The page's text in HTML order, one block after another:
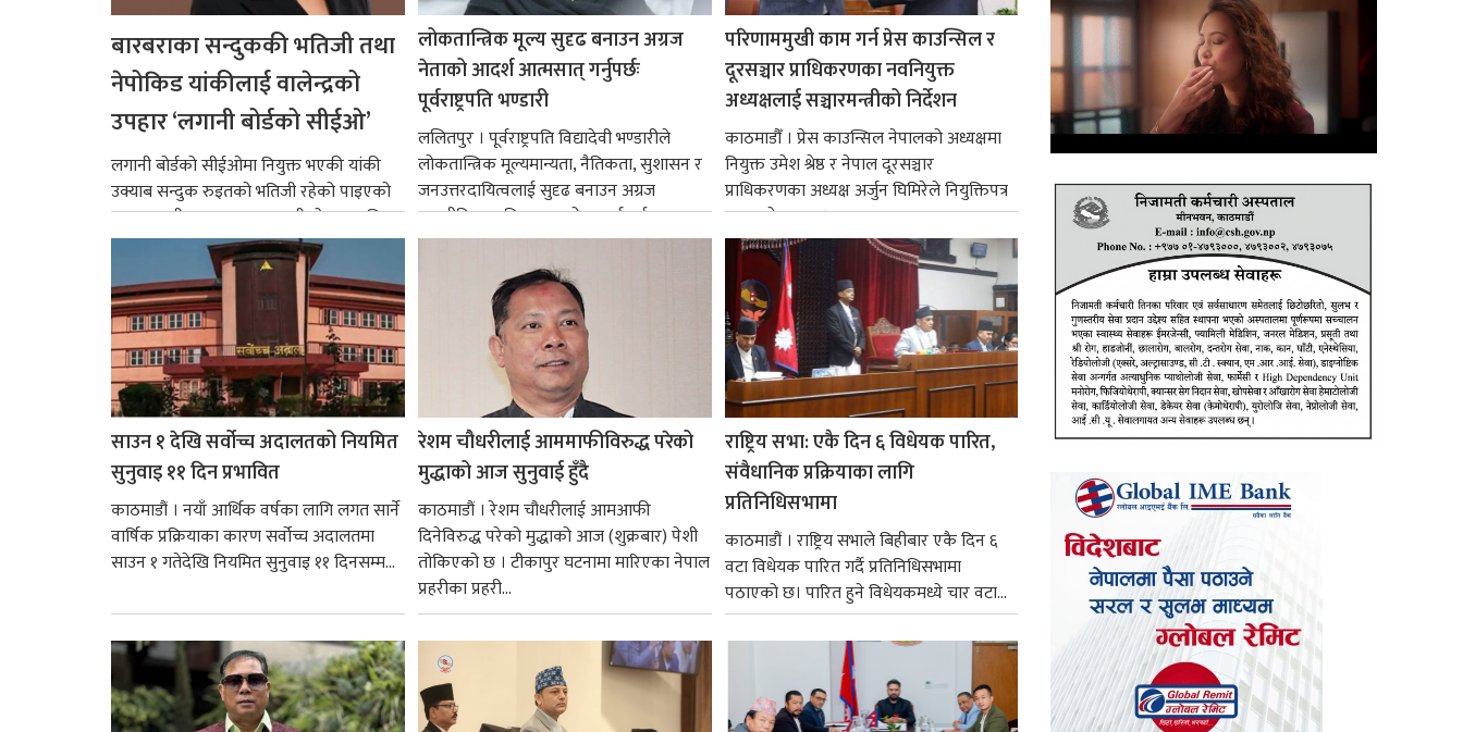
बारबराका सन्दुककी भतिजी तथा
नेपोकिड यांकीलाई वालेन्द्रको
उपहार ‘लगानी बोर्डको सीईओ’
लगानी बोर्डको सीईओमा नियुक्त भएकी यांकी
उक्याब सन्दुक रुइतको भतिजी रहेको पाइएको
छ। तत्कालीन समयमा महाकालीको अञ्चलाधिश
नै बनेका जोन...
लोकतान्त्रिक मूल्य सुदृढ बनाउन अग्रज
नेताको आदर्श आत्मसात् गर्नुपर्छः
पूर्वराष्ट्रपति भण्डारी
ललितपुर । पूर्वराष्ट्रपति विद्यादेवी भण्डारीले
लोकतान्त्रिक मूल्यमान्यता, नैतिकता, सुशासन र
जनउत्तरदायित्वलाई सुदृढ बनाउन अग्रज
राजनीतिक व्यक्तित्वहरूको आदर्शलाई आत्मसात्
गर्न आवश्यक...
परिणाममुखी काम गर्न प्रेस काउन्सिल र
दूरसञ्चार प्राधिकरणका नवनियुक्त
अध्यक्षलाई सञ्चारमन्त्रीको निर्देशन
काठमाडौँ । प्रेस काउन्सिल नेपालको अध्यक्षमा
नियुक्त उमेश श्रेष्ठ र नेपाल दूरसञ्चार
प्राधिकरणका अध्यक्ष अर्जुन घिमिरेले नियुक्तिपत्र
ग्रहण गरेका छन्।...
साउन १ देखि सर्वोच्च अदालतको नियमित
सुनुवाइ ११ दिन प्रभावित
काठमाडौं । नयाँ आर्थिक वर्षका लागि लगत सार्ने
वार्षिक प्रक्रियाका कारण सर्वोच्च अदालतमा
साउन १ गतेदेखि नियमित सुनुवाइ ११ दिनसम्म...
रेशम चौधरीलाई आममाफीविरुद्ध परेको
मुद्धाको आज सुनुवाई हुँदै
काठमाडौं । रेशम चौधरीलाई आमआफी
दिनेविरुद्ध परेको मुद्धाको आज (शुक्रबार) पेशी
तोकिएको छ । टीकापुर घटनामा मारिएका नेपाल
प्रहरीका प्रहरी...
राष्ट्रिय सभा: एकै दिन ६ विधेयक पारित,
संवैधानिक प्रक्रियाका लागि
प्रतिनिधिसभामा
काठमाडौं । राष्ट्रिय सभाले बिहीबार एकै दिन ६
वटा विधेयक पारित गर्दै प्रतिनिधिसभामा
पठाएको छ। पारित हुने विधेयकमध्ये चार वटा...